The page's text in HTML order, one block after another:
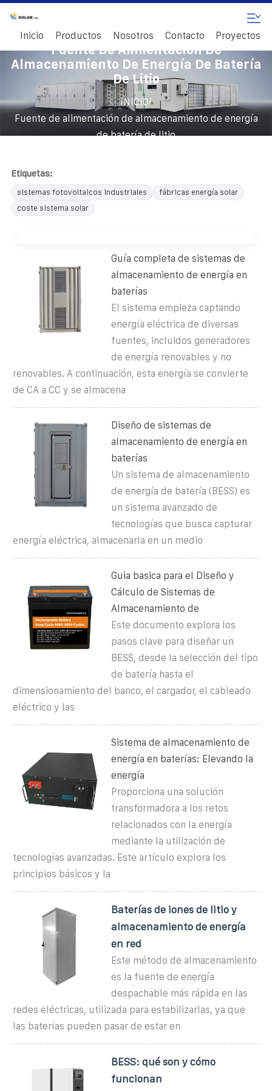
Inicio Productos Nosotros Contacto Proyectos
Fuente De Alimentación De
Almacenamiento De Energía De Batería
De Litio
INICIO/
Fuente de alimentación de almacenamiento de energía
de batería de litio
Etiquetas:
sistemas fotovoltaicos industriales
fábricas energía solar
coste sistema solar
Guía completa de sistemas de
almacenamiento de energía en
baterías
El sistema empieza captando
energía eléctrica de diversas
fuentes, incluidos generadores
de energía renovables y no
renovables. A continuación, esta energía se convierte
de CA a CC y se almacena
Diseño de sistemas de
almacenamiento de energía en
baterías
Un sistema de almacenamiento
de energía de batería (BESS) es
un sistema avanzado de
tecnologías que busca capturar
energía eléctrica, almacenarla en un medio
Guia basica para el Diseño y
Cálculo de Sistemas de
Almacenamiento de
Este documento explora los
pasos clave para diseñar un
BESS, desde la selección del tipo
de batería hasta el
dimensionamiento del banco, el cargador, el cableado
eléctrico y las
Sistema de almacenamiento de
energía en baterías: Elevando la
energía
Proporciona una solución
transformadora a los retos
relacionados con la energía
mediante la utilización de
tecnologías avanzadas. Este artículo explora los
principios básicos y la
Baterías de iones de litio y
almacenamiento de energía
en red
Este método de almacenamiento
es la fuente de energía
despachable más rápida en las
redes eléctricas, utilizada para estabilizarlas, ya que
las baterías pueden pasar de estar en
BESS: qué son y cómo
funcionan